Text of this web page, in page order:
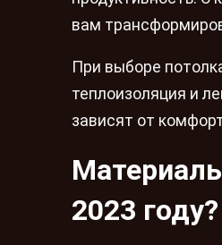
вам
При выборе
теплоизоляция и
зависят от
2023 году?